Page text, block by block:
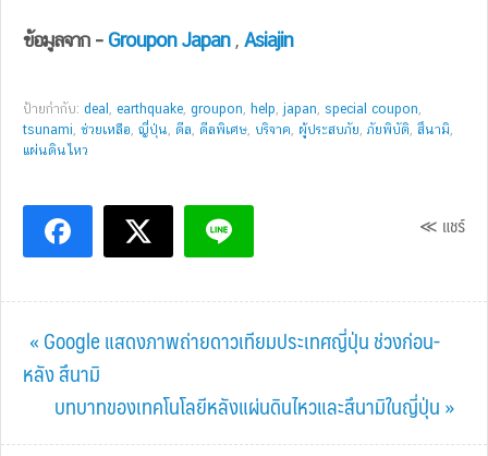
ข้อมูลจาก – Groupon Japan, Asiajin
ป้ายกำกับ: deal , earthquake, groupon, help, japan, special coupon,
tsunami, ช่วยเหลือ, ญี่ปุ่น, ดีล, ดีลพิเศษ, บริจาค, ผู้ประสบภัย, ภัยพิบัติ, สึนามิ,
แผ่่นดินไหว
≪ แชร์
Previous
Post:
« Google แสดงภาพถ่ายดาวเทียมประเทศญี่ปุ่น ช่วงก่อน-
หลัง สึนามิ
Next
Post:
บทบาทของเทคโนโลยีหลังแผ่นดินไหวและสึนามิในญี่ปุ่น »